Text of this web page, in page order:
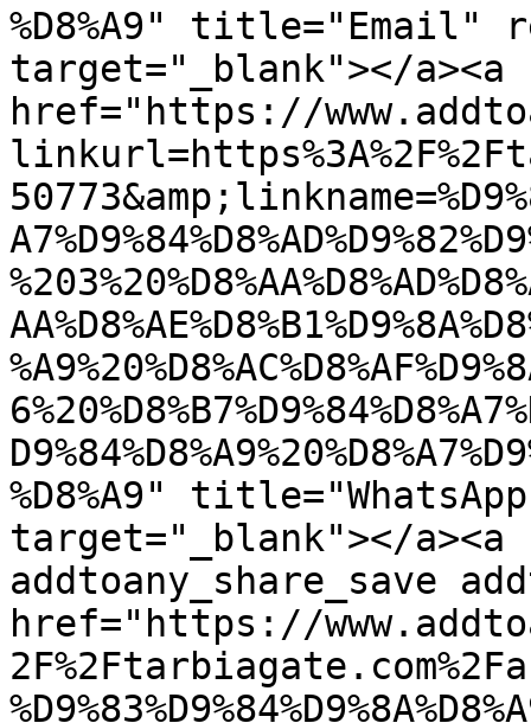
%D8%A9" title="Email"
target="_blank"></a><a
href="https://
%D8%A9"
target="_blank"></a><a
addtoany_share_save
href="https://